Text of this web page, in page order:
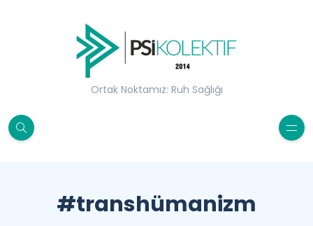
Ortak Noktamız: Ruh Sağlığı
#transhümanizm